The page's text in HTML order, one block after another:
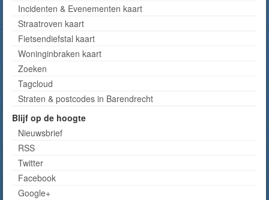
Incidenten & Evenementen kaart
Straatroven kaart
Fietsendiefstal kaart
Woninginbraken kaart
Zoeken
Tagcloud
Straten & postcodes in Barendrecht
Blijf op de hoogte
Nieuwsbrief
RSS
Twitter
Facebook
Google+